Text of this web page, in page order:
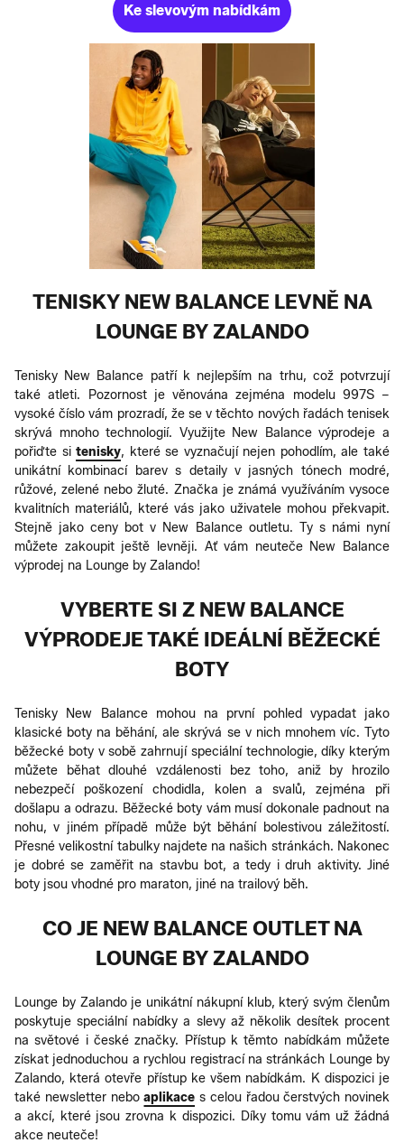
Ke slevovým nabídkám
TENISKY NEW BALANCE LEVNĚ NA
LOUNGE BY ZALANDO
Tenisky New Balance patří k nejlepším na trhu, což potvrzují
také atleti. Pozornost je věnována zejména modelu 997S –
vysoké číslo vám prozradí, že se v těchto nových řadách tenisek
skrývá mnoho technologií. Využijte New Balance výprodeje a
pořiďte sitenisky, které se vyznačují nejen pohodlím, ale také
unikátní kombinací barev s detaily v jasných tónech modré,
růžové, zelené nebo žluté. Značka je známá využíváním vysoce
kvalitních materiálů, které vás jako uživatele mohou překvapit.
Stejně jako ceny bot v New Balance outletu. Ty s námi nyní
můžete zakoupit ještě levněji. Ať vám neuteče New Balance
výprodej na Lounge by Zalando!
VYBERTE SI Z NEW BALANCE
VÝPRODEJE TAKÉ IDEÁLNÍ BĚŽECKÉ
BOTY
Tenisky New Balance mohou na první pohled vypadat jako
klasické boty na běhání, ale skrývá se v nich mnohem víc. Tyto
běžecké boty v sobě zahrnují speciální technologie, díky kterým
můžete běhat dlouhé vzdálenosti bez toho, aniž by hrozilo
nebezpečí poškození chodidla, kolen a svalů, zejména při
došlapu a odrazu. Běžecké boty vám musí dokonale padnout na
nohu, v jiném případě může být běhání bolestivou záležitostí.
Přesné velikostní tabulky najdete na našich stránkách. Nakonec
je dobré se zaměřit na stavbu bot, a tedy i druh aktivity. Jiné
boty jsou vhodné pro maraton, jiné na trailový běh.
CO JE NEW BALANCE OUTLET NA
LOUNGE BY ZALANDO
Lounge by Zalando je unikátní nákupní klub, který svým členům
poskytuje speciální nabídky a slevy až několik desítek procent
na světové i české značky. Přístup k těmto nabídkám můžete
získat jednoduchou a rychlou registrací na stránkách Lounge by
Zalando, která otevře přístup ke všem nabídkám. K dispozici je
také newsletter neboaplikace s celou řadou čerstvých novinek
a akcí, které jsou zrovna k dispozici. Díky tomu vám už žádná
akce neuteče!